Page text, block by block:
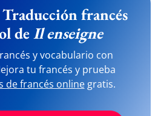
francés
deIl enseigne
y vocabulario con
tu francés y prueba
de francés onlinegratis.